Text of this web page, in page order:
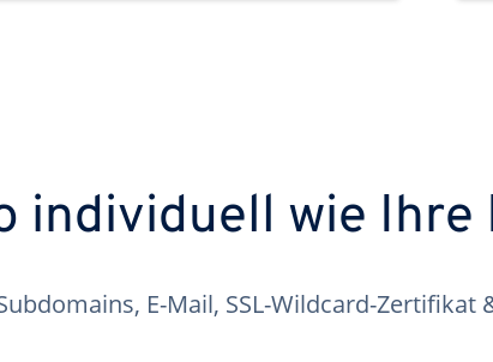
individuell wie Ihre
E-Mail, SSL-Wildcard-Zertifikat